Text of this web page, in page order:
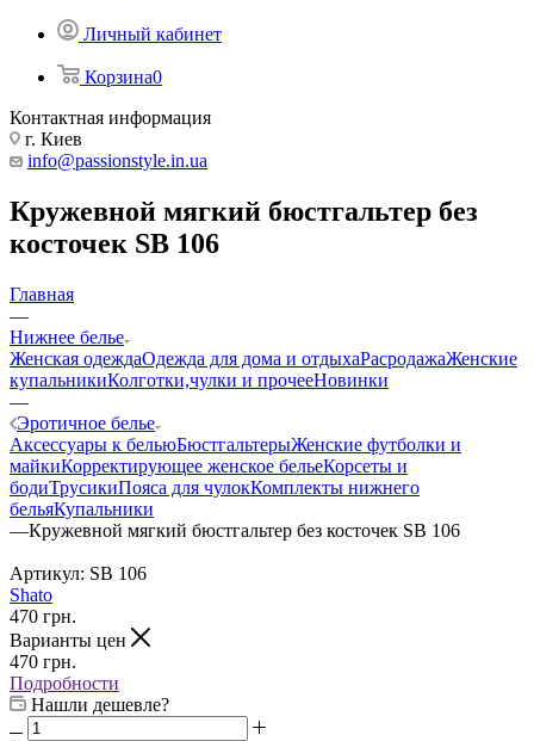
Личный кабинет
Корзина0
Контактная информация
г. Киев
info@passionstyle.in.ua
Кружевной мягкий бюстгальтер без
косточек SB 106
Главная
—
Нижнее белье
Женская одеждаОдежда для дома и отдыхаРасродажаЖенские
купальникиКолготки,чулки и прочееНовинки
—
Эротичное белье
Аксессуары к бельюБюстгальтерыЖенские футболки и
майкиКорректирующее женское бельеКорсеты и
бодиТрусикиПояса для чулокКомплекты нижнего
бельяКупальники
—Кружевной мягкий бюстгальтер без косточек SB 106
Артикул: SB 106
Shato
470 грн.
Варианты цен
470 грн.
Подробности
Нашли дешевле?